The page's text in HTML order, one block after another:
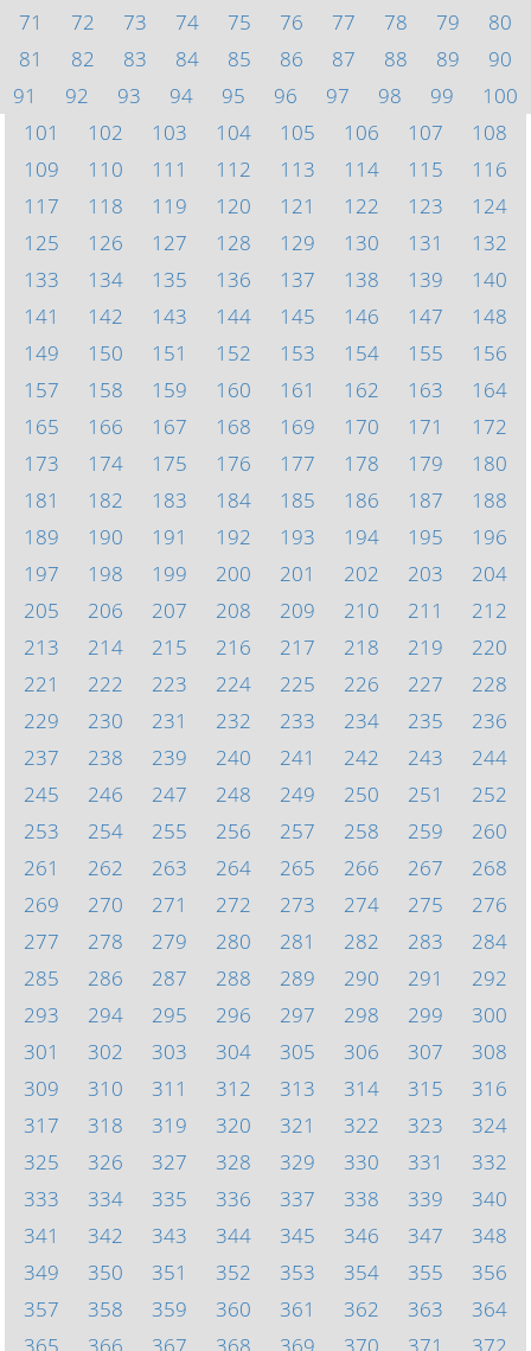
71
72 73 74 75 76 77 78 79
80
81
82 83 84 85 86 87 88 89
90
91
92 93 94 95 96 97 98 99
100
101
102 103 104 105 106 107
108
109
110 111 112 113 114 115
116
117
118 119 120 121 122 123
124
125
126 127 128 129 130 131
132
133
134 135 136 137 138 139
140
141
142 143 144 145 146 147
148
149
150 151 152 153 154 155
156
157
158 159 160 161 162 163
164
165
166 167 168 169 170 171
172
173
174 175 176 177 178 179
180
181
182 183 184 185 186 187
188
189
190 191 192 193 194 195
196
197
198 199 200 201 202 203
204
205
206 207 208 209 210 211
212
213
214 215 216 217 218 219
220
221
222 223 224 225 226 227
228
229
230 231 232 233 234 235
236
237
238 239 240 241 242 243
244
245
246 247 248 249 250 251
252
253
254 255 256 257 258 259
260
261
262 263 264 265 266 267
268
269
270 271 272 273 274 275
276
277
278 279 280 281 282 283
284
285
286 287 288 289 290 291
292
293
294 295 296 297 298 299
300
301
302 303 304 305 306 307
308
309
310 311 312 313 314 315
316
317
318 319 320 321 322 323
324
325
326 327 328 329 330 331
332
333
334 335 336 337 338 339
340
341
342 343 344 345 346 347
348
349
350 351 352 353 354 355
356
357
358 359 360 361 362 363
364